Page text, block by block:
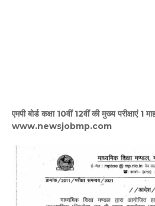
एमपी बोर्ड कक्षा 10वीं 12वीं की मुख्य परीक्षाएं 1
www.newsjobmp.com